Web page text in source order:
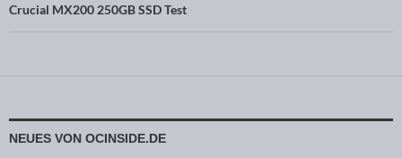
Crucial MX200 250GB SSD Test
NEUES VON OCINSIDE.DE